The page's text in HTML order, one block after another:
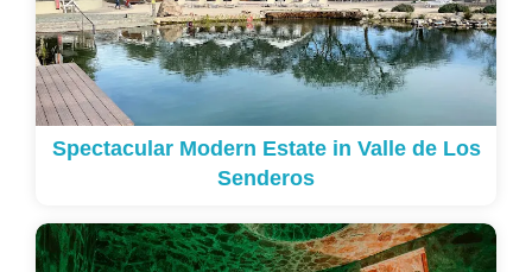
Spectacular Modern Estate in Valle de Los
Senderos